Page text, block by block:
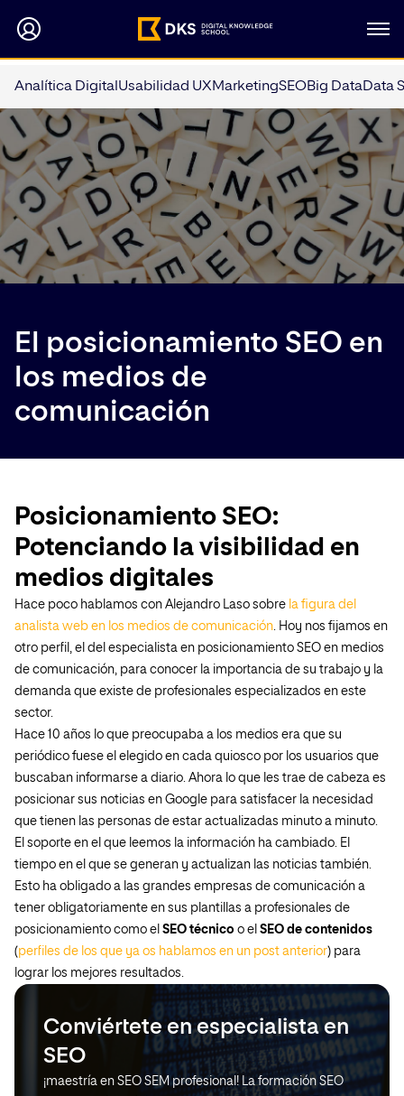
Analítica Digital Usabilidad UXMarketingSEOBig DataData
El posicionamiento SEO en
los medios de
comunicación
Posicionamiento SEO:
Potenciando la visibilidad en
medios digitales
Hace poco hablamos con Alejandro Laso sobre la figura del
analista web en los medios de comunicación. Hoy nos fijamos en
otro perfil, el del especialista en posicionamiento SEO en medios
de comunicación, para conocer la importancia de su trabajo y la
demanda que existe de profesionales especializados en este
sector.
Hace 10 años lo que preocupaba a los medios era que su
periódico fuese el elegido en cada quiosco por los usuarios que
buscaban informarse a diario. Ahora lo que les trae de cabeza es
posicionar sus noticias en Google para satisfacer la necesidad
que tienen las personas de estar actualizadas minuto a minuto.
El soporte en el que leemos la información ha cambiado. El
tiempo en el que se generan y actualizan las noticias también.
Esto ha obligado a las grandes empresas de comunicación a
tener obligatoriamente en sus plantillas a profesionales de
posicionamiento como el SEO técnico o el SEO de contenidos
(perfiles de los que ya os hablamos en un post anterior) para
lograr los mejores resultados.
Conviértete en especialista en
SEO
¡maestría en SEO SEM profesional! La formación SEO